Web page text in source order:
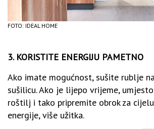
FOTO: IDEAL HOME
3. KORISTITE ENERGIJU PAMETNO
Ako imate mogućnost, sušite rublje
sušilicu. Ako je lijepo vrijeme,
roštilj i tako pripremite obrok za
energije, više užitka.